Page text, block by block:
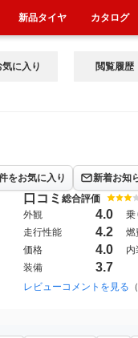
気に入り 閲覧履歴
をお気に入り 新着お知
年9月~2024年11月（218）
口コミ 総合評価
外観 4.0 乗
走行性能 4.2 燃
価格 4.0 内
装備 3.7
レビューコメントを見る （
新品タイヤ カタログ